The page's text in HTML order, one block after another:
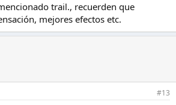
trail., recuerden que
mejores efectos etc.
#13